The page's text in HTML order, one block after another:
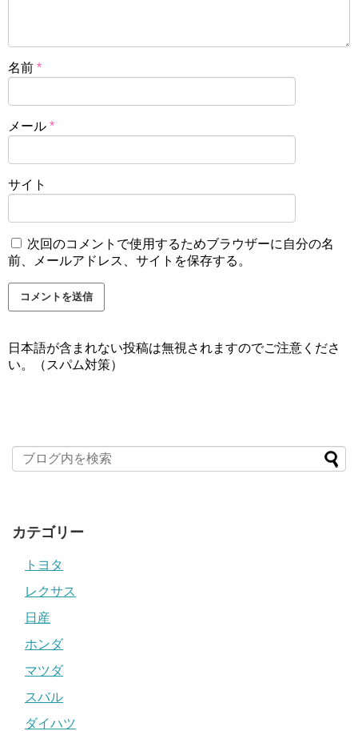
名前 *
メール *
サイト
次回のコメントで使用するためブラウザーに自分の名
前、メールアドレス、サイトを保存する。
日本語が含まれない投稿は無視されますのでご注意くださ
い。（スパム対策）
カテゴリー
トヨタ
レクサス
日産
ホンダ
マツダ
スバル
ダイハツ